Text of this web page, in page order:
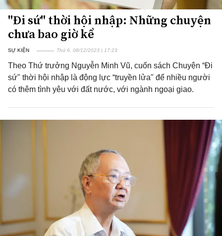
"Đi sứ" thời hội nhập: Những chuyện
chưa bao giờ kể
SỰ KIỆN Thứ 6, 08/12/2023 | 17:23
Theo Thứ trưởng Nguyễn Minh Vũ, cuốn sách Chuyện “Đi
sứ" thời hội nhập là động lực “truyền lửa" để nhiều người
có thêm tình yêu với đất nước, với ngành ngoại giao.